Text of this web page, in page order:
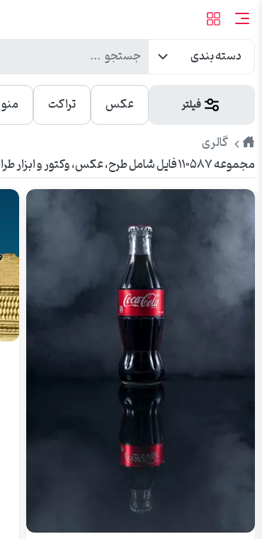
دسته بندی
فیلتر عکس تراکت منو
طرح
پیک
گالری
مجموعه ۱۱۰۵۸۷ فایل شامل طرح، عکس، وکتور و ابزار طراحی